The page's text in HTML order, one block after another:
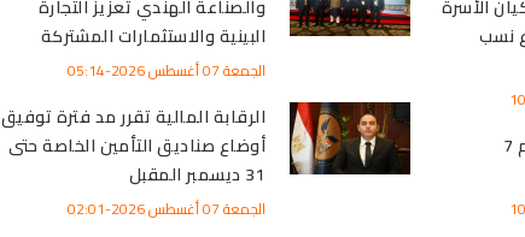
الأسرة
نسب
صعود أسعار الفضة اليوم 7
والصناعة الهندي تعزيز التجارة
البينية والاستثمارات المشتركة
الجمعة 07 أغسطس 2026-05:14
الرقابة المالية تقرر مد فترة توفيق
أوضاع صناديق التأمين الخاصة حتى
31 ديسمبر المقبل
الجمعة 07 أغسطس 2026-02:01